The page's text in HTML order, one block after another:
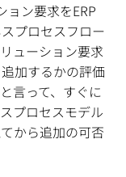
ョン要求をERP
プロセスフロー
ューション要求
加するかの評価
言って、すぐに
プロセスモデル
から追加の可否